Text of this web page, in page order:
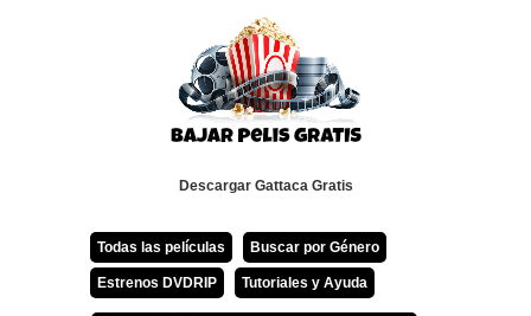
Descargar Gattaca Gratis
Todas las películas Buscar por Género
Estrenos DVDRIP Tutoriales y Ayuda